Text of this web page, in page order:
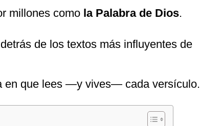
millones como la Palabra de Dios.
de los textos más influyentes de
en que lees —y vives— cada versículo.